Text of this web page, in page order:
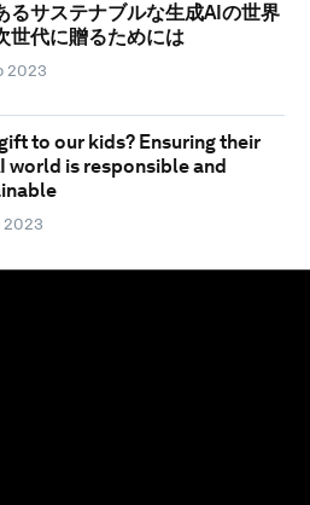
るサステナブルな生成AIの世界
世代に贈るためには
2023
to our kids? Ensuring their
world is responsible and
2023